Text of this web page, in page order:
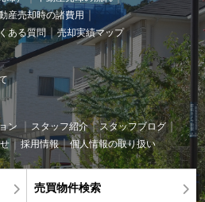
産売却時の諸費用
ある質問 売却実績マップ
ン スタッフ紹介
スタッフブログ
採用情報 個人情報の取り扱い
売買物件検索